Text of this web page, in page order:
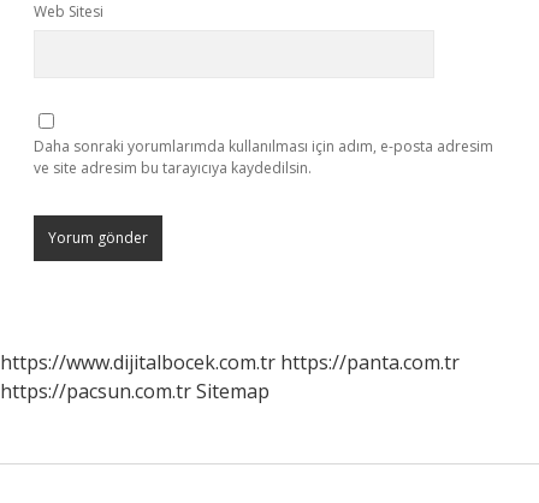
Web Sitesi
Daha sonraki yorumlarımda kullanılması için adım, e-posta adresim
ve site adresim bu tarayıcıya kaydedilsin.
https://www.dijitalbocek.com.tr https://panta.com.tr
https://pacsun.com.trSitemap